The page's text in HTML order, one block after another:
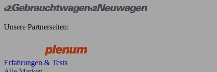
Unsere Partnerseiten:
Erfahrungen & Tests